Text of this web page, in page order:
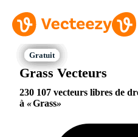
Grass Vecteurs
230 107 vecteurs libres de
à
Grass